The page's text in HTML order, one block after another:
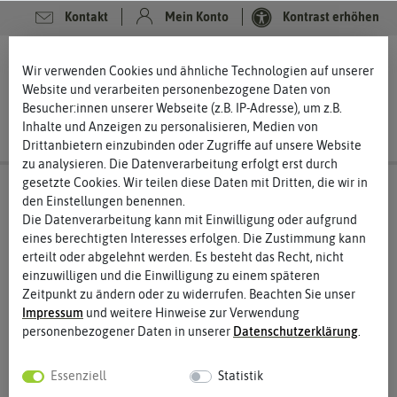
Kontakt Mein Konto Kontrast erhöhen
Wir verwenden Cookies und ähnliche Technologien auf unserer
Website und verarbeiten personenbezogene Daten von
Besucher:innen unserer Webseite (z.B. IP-Adresse), um z.B.
Inhalte und Anzeigen zu personalisieren, Medien von
Drittanbietern einzubinden oder Zugriffe auf unsere Website
zu analysieren. Die Datenverarbeitung erfolgt erst durch
gesetzte Cookies. Wir teilen diese Daten mit Dritten, die wir in
den Einstellungen benennen.
Die Datenverarbeitung kann mit Einwilligung oder aufgrund
eines berechtigten Interesses erfolgen. Die Zustimmung kann
erteilt oder abgelehnt werden. Es besteht das Recht, nicht
einzuwilligen und die Einwilligung zu einem späteren
Zeitpunkt zu ändern oder zu widerrufen. Beachten Sie unser
Impressum und weitere Hinweise zur Verwendung
personenbezogener Daten in unserer Daten­schutz­erklärung.
Essenziell Statistik